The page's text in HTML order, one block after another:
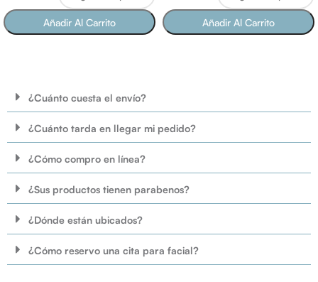
Añadir Al Carrito Añadir Al Carrito
¿Cuánto cuesta el envío?
¿Cuánto tarda en llegar mi pedido?
¿Cómo compro en línea?
¿Sus productos tienen parabenos?
¿Dónde están ubicados?
¿Cómo reservo una cita para facial?